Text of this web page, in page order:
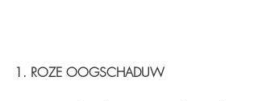
1. ROZE OOGSCHADUW